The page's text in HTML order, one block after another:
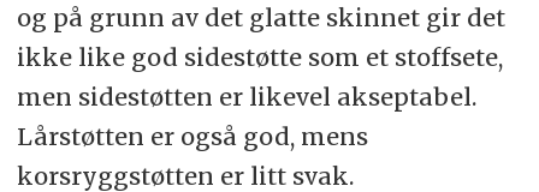
og på grunn av det glatte skinnet gir det
ikke like god sidestøtte som et stoffsete,
men sidestøtten er likevel akseptabel.
Lårstøtten er også god, mens
korsryggstøtten er litt svak.